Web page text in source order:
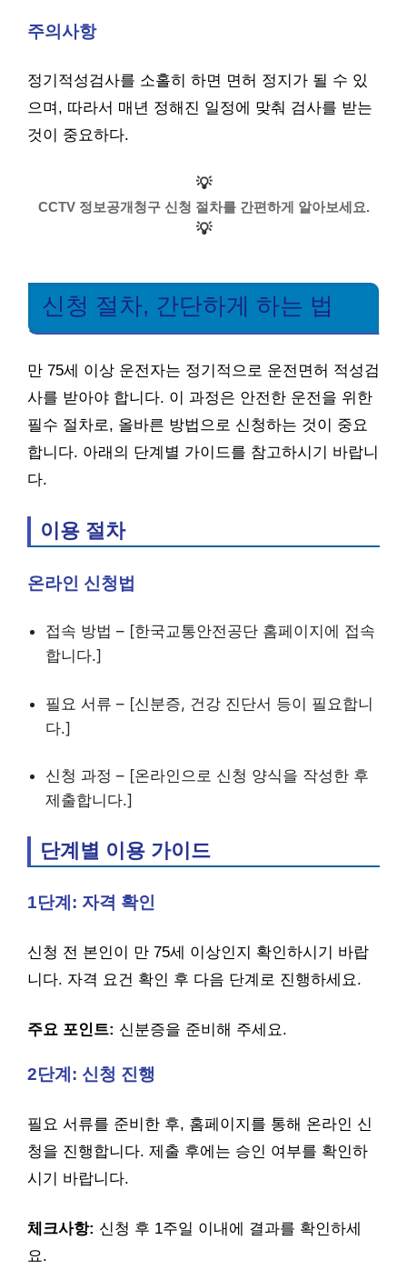
주의사항
정기적성검사를 소홀히 하면 면허 정지가 될 수 있
으며, 따라서 매년 정해진 일정에 맞춰 검사를 받는
것이 중요하다.
💡
CCTV 정보공개청구 신청 절차를 간편하게 알아보세요.
💡
신청 절차, 간단하게 하는 법
만 75세 이상 운전자는 정기적으로 운전면허 적성검
사를 받아야 합니다. 이 과정은 안전한 운전을 위한
필수 절차로, 올바른 방법으로 신청하는 것이 중요
합니다. 아래의 단계별 가이드를 참고하시기 바랍니
다.
이용 절차
온라인 신청법
접속 방법 – [한국교통안전공단 홈페이지에 접속
합니다.]
필요 서류 – [신분증, 건강 진단서 등이 필요합니
다.]
신청 과정 – [온라인으로 신청 양식을 작성한 후
제출합니다.]
단계별 이용 가이드
1단계: 자격 확인
신청 전 본인이 만 75세 이상인지 확인하시기 바랍
니다. 자격 요건 확인 후 다음 단계로 진행하세요.
주요 포인트: 신분증을 준비해 주세요.
2단계: 신청 진행
필요 서류를 준비한 후, 홈페이지를 통해 온라인 신
청을 진행합니다. 제출 후에는 승인 여부를 확인하
시기 바랍니다.
체크사항: 신청 후 1주일 이내에 결과를 확인하세
요.